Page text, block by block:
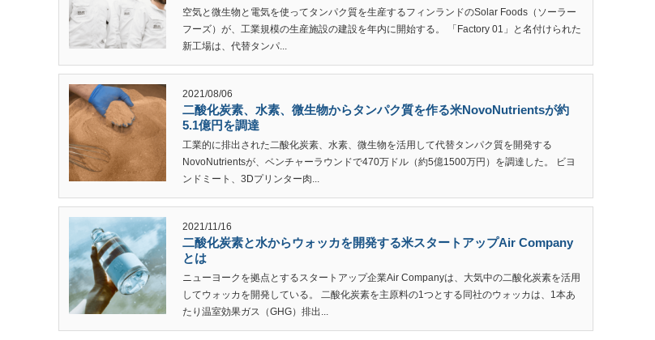
空気と微生物と電気を使ってタンパク質を生産するフィンランドのSolar Foods（ソーラー
フーズ）が、工業規模の生産施設の建設を年内に開始する。 「Factory 01」と名付けられた
新工場は、代替タンパ...
2021/08/06
二酸化炭素、水素、微生物からタンパク質を作る米NovoNutrientsが約
5.1億円を調達
工業的に排出された二酸化炭素、水素、微生物を活用して代替タンパク質を開発する
NovoNutrientsが、ベンチャーラウンドで470万ドル（約5億1500万円）を調達した。 ビヨ
ンドミート、3Dプリンター肉...
2021/11/16
二酸化炭素と水からウォッカを開発する米スタートアップAir Company
とは
ニューヨークを拠点とするスタートアップ企業Air Companyは、大気中の二酸化炭素を活用
してウォッカを開発している。 二酸化炭素を主原料の1つとする同社のウォッカは、1本あ
たり温室効果ガス（GHG）排出...